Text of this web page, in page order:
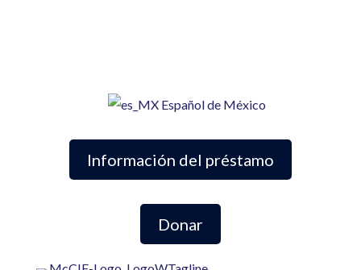
Español de México
Información del préstamo
Donar